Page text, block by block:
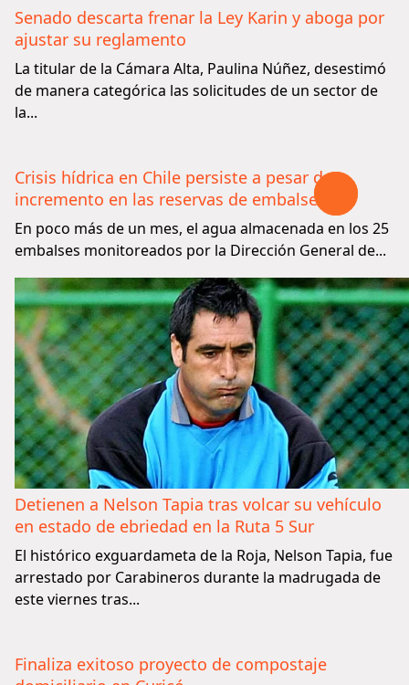
Senado descarta frenar la Ley Karin y aboga por
ajustar su reglamento
La titular de la Cámara Alta, Paulina Núñez, desestimó
de manera categórica las solicitudes de un sector de
la...
Crisis hídrica en Chile persiste a pesar de
incremento en las reservas de embalses
En poco más de un mes, el agua almacenada en los 25
embalses monitoreados por la Dirección General de...
Detienen a Nelson Tapia tras volcar su vehículo
en estado de ebriedad en la Ruta 5 Sur
El histórico exguardameta de la Roja, Nelson Tapia, fue
arrestado por Carabineros durante la madrugada de
este viernes tras...
Finaliza exitoso proyecto de compostaje